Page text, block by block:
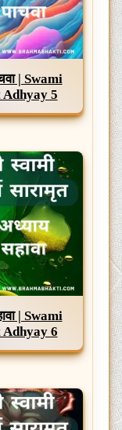
| Swami
5
| Swami
6